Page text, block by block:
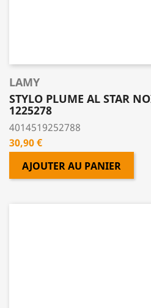
LAMY
STYLO PLUME AL STAR
1225278
4014519252788
Prix
30,90 €
AJOUTER AU PANIER